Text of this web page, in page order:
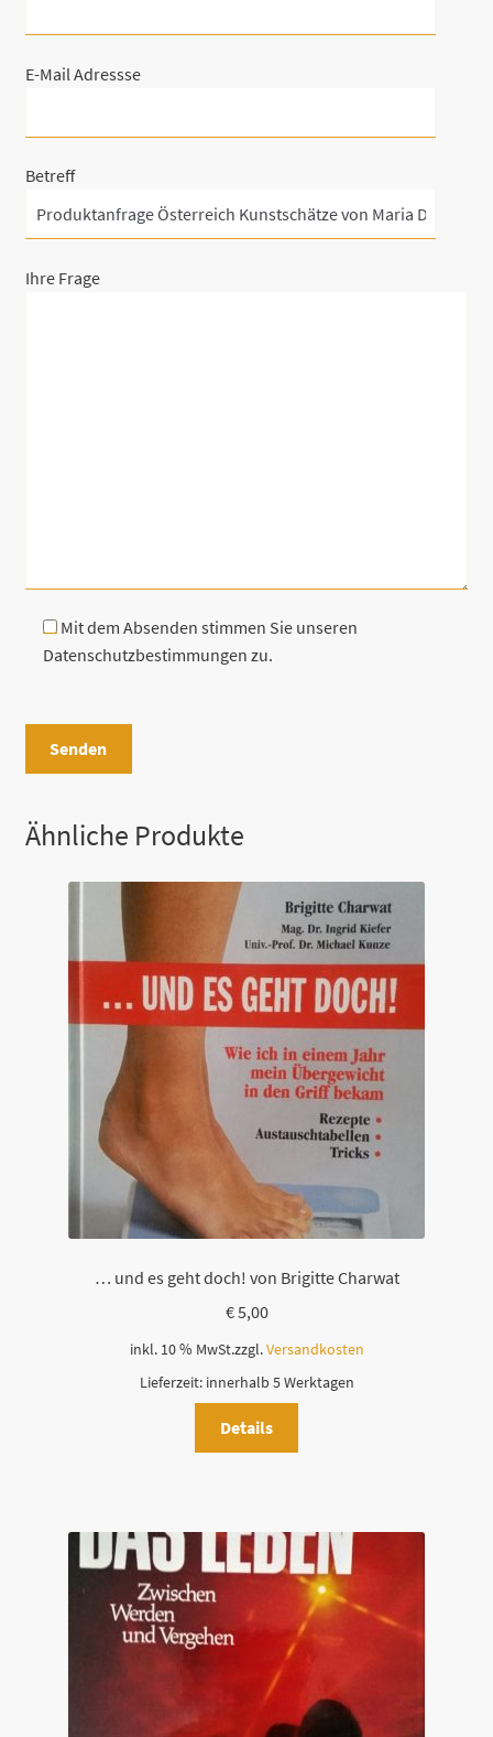
E-Mail Adressse
Betreff
Ihre Frage
Mit dem Absenden stimmen Sie unseren
Datenschutzbestimmungen zu.
e
l
Ähnliche Produkte
… und es geht doch! von Brigitte Charwat
€5,00
inkl. 10 % MwSt.zzgl.Versandkosten
Lieferzeit: innerhalb 5 Werktagen
Details